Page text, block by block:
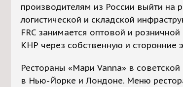
производителям из России выйти на
логистической и складской
FRC занимается оптовой и
КНР через собственную и сторонние
Рестораны «Мари Vanna» в
в Нью-Йорке и Лондоне. Меню